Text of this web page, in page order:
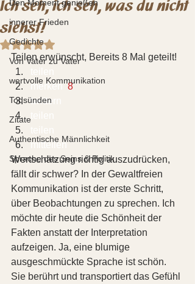
Den Moment genießen
innerer Frieden
Gedichte
Von Vater zu Vater
wertvolle Kommunikation
Todsünden
Zitate
Authentische Männlichkeit
Sprache des Seins & Politik
Ich seh, ich seh, was du nicht
siehst!
Mit NaN von 5 Sternen bewertet.
Teilen erwünscht, Bereits 8 Mal geteilt!
merken 8
twittern
mitteilen
Wertschätzung richtig auszudrücken,
fällt dir schwer? In der Gewaltfreien
Kommunikation ist der erste Schritt,
über Beobachtungen zu sprechen. Ich
möchte dir heute die Schönheit der
Fakten anstatt der Interpretation
aufzeigen. Ja, eine blumige
ausgeschmückte Sprache ist schön.
Sie berührt und transportiert das Gefühl